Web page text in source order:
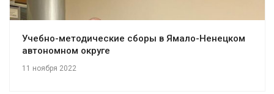
Учебно-методические сборы в Ямало-Ненецком
автономном округе
11 ноября 2022